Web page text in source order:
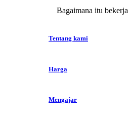
Bagaimana itu bekerja
Tentang kami
Harga
Mengajar